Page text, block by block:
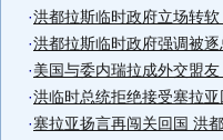
·洪都拉斯临时政府立场转软
·洪都拉斯临时政府强调被
·美国与委内瑞拉成外交盟友
·洪临时总统拒绝接受塞拉
·塞拉亚扬言再闯关回国 洪